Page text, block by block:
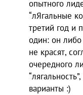
опытного
“лЯгальные
третий год и
один: он либо
не красят,
очередного
варианты :)